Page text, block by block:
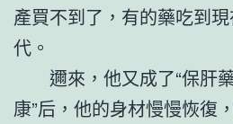
產買不到了，有的藥吃到
代。
邇來，他又成了“保肝
康”后，他的身材慢慢恢復